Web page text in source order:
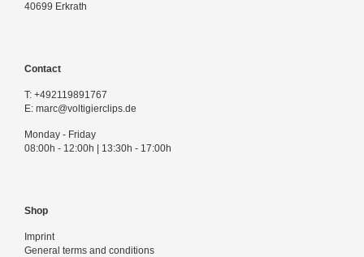
40699 Erkrath
Contact
T: +492119891767
E: marc@voltigierclips.de
Monday - Friday
08:00h - 12:00h | 13:30h - 17:00h
Shop
Imprint
General terms and conditions